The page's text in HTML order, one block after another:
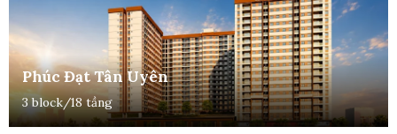
Phúc Đạt Tân Uyên
3 block/18 tầng